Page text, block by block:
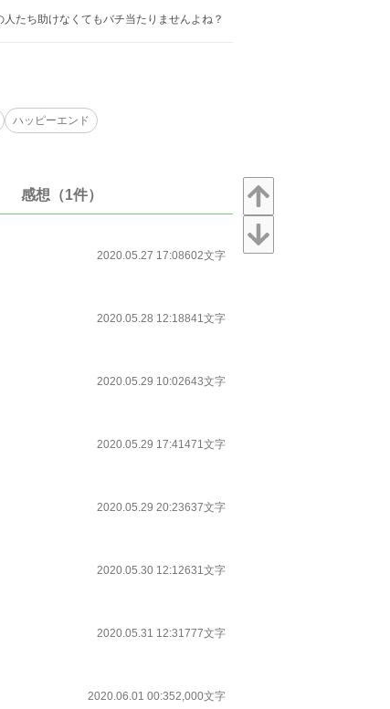
たち助けなくてもバチ当たりませんよね？
ハッピーエンド
感想（1件）
2020.05.27 17:08602文字
2020.05.28 12:18841文字
2020.05.29 10:02643文字
2020.05.29 17:41471文字
2020.05.29 20:23637文字
2020.05.30 12:12631文字
2020.05.31 12:31777文字
2020.06.01 00:352,000文字